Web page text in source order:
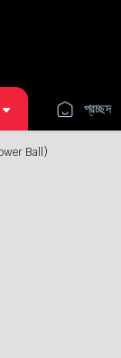
প্রচ্ছদ
Ball)